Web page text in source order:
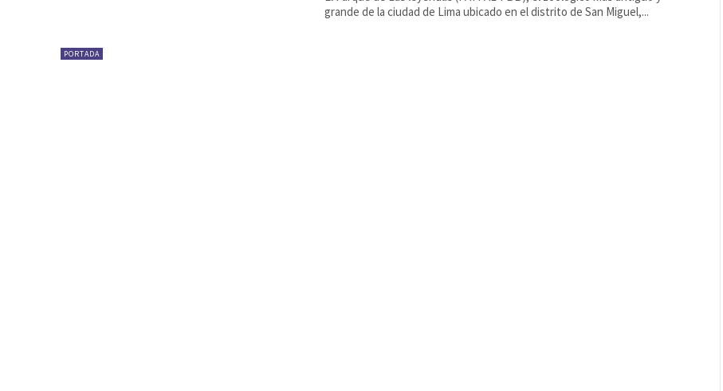
PORTADA
grande de la ciudad de Lima ubicado en el distrito de San Miguel,...